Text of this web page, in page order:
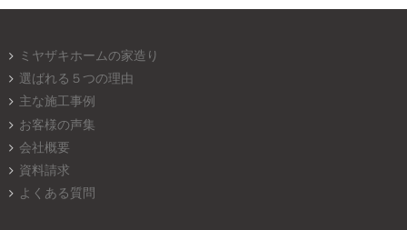
ミヤザキホームの家造り
選ばれる５つの理由
主な施工事例
お客様の声集
会社概要
資料請求
よくある質問